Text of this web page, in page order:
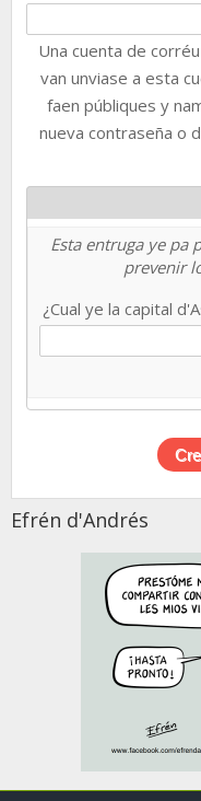
Una cuenta de
van unviase a esta
faen públiques y
nueva contraseña o
Esta entruga ye pa
prevenir
¿Cual ye la capital
Efrén d'Andrés